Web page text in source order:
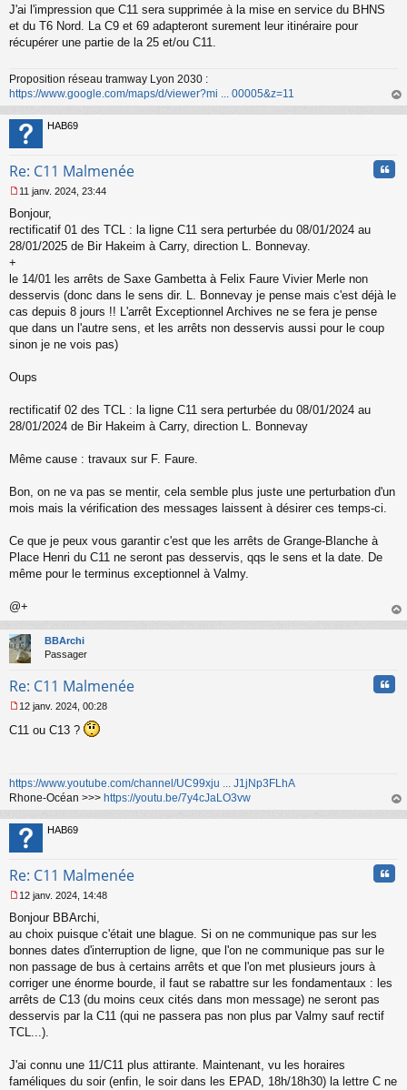
e
s
s
e
n
o
n
l
u
J'ai l'impression que C11 sera supprimée à la mise en service du BHNS
et du T6 Nord. La C9 et 69 adapteront surement leur itinéraire pour
récupérer une partie de la 25 et/ou C11.
Proposition réseau tramway Lyon 2030 :
https://www.google.com/maps/d/viewer?mi ... 00005&z=11
au
HAB69
Re: C11 Malmenée
e
s
s
e
n
o
n
u
11 janv. 2024, 23:44
Bonjour,
rectificatif 01 des TCL : la ligne C11 sera perturbée du 08/01/2024 au
28/01/2025 de Bir Hakeim à Carry, direction L. Bonnevay.
+
le 14/01 les arrêts de Saxe Gambetta à Felix Faure Vivier Merle non
desservis (donc dans le sens dir. L. Bonnevay je pense mais c'est déjà le
cas depuis 8 jours !! L'arrêt Exceptionnel Archives ne se fera je pense
que dans un l'autre sens, et les arrêts non desservis aussi pour le coup
sinon je ne vois pas)
Oups
rectificatif 02 des TCL : la ligne C11 sera perturbée du 08/01/2024 au
28/01/2024 de Bir Hakeim à Carry, direction L. Bonnevay
Même cause : travaux sur F. Faure.
Bon, on ne va pas se mentir, cela semble plus juste une perturbation d'un
mois mais la vérification des messages laissent à désirer ces temps-ci.
Ce que je peux vous garantir c'est que les arrêts de Grange-Blanche à
Place Henri du C11 ne seront pas desservis, qqs le sens et la date. De
même pour le terminus exceptionnel à Valmy.
@+
au
BBArchi
Passager
Re: C11 Malmenée
e
g
e
n
o
n
l
12 janv. 2024, 00:28
C11 ou C13 ?
https://www.youtube.com/channel/UC99xju ... J1jNp3FLhA
Rhone-Océan >>> https://youtu.be/7y4cJaLO3vw
au
HAB69
Re: C11 Malmenée
e
s
s
g
e
n
o
n
12 janv. 2024, 14:48
Bonjour BBArchi,
au choix puisque c'était une blague. Si on ne communique pas sur les
bonnes dates d'interruption de ligne, que l'on ne communique pas sur le
non passage de bus à certains arrêts et que l'on met plusieurs jours à
corriger une énorme bourde, il faut se rabattre sur les fondamentaux : les
arrêts de C13 (du moins ceux cités dans mon message) ne seront pas
desservis par la C11 (qui ne passera pas non plus par Valmy sauf rectif
TCL...).
J'ai connu une 11/C11 plus attirante. Maintenant, vu les horaires
faméliques du soir (enfin, le soir dans les EPAD, 18h/18h30) la lettre C ne